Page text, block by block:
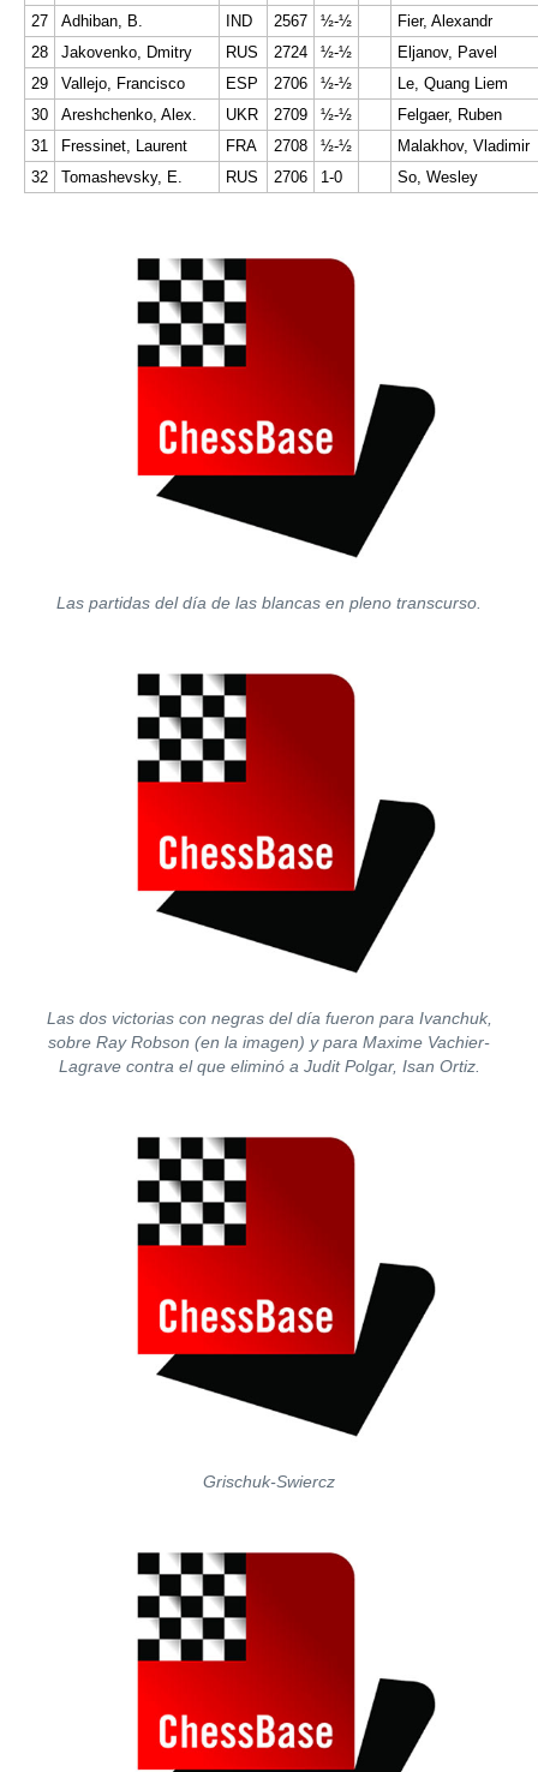
27
Adhiban, B. IND 2567 ½-½
Fier, Alexandr
28
Jakovenko, Dmitry RUS 2724 ½-½
Eljanov, Pavel
29
Vallejo, Francisco ESP 2706 ½-½
Le, Quang Liem
30
Areshchenko, Alex. UKR 2709 ½-½
Felgaer, Ruben
31
Fressinet, Laurent FRA 2708 ½-½
Malakhov, Vladimir
32
Tomashevsky, E. RUS 2706 1-0 So, Wesley
Las partidas del día de las blancas en pleno transcurso.
Las dos victorias con negras del día fueron para Ivanchuk,
sobre Ray Robson (en la imagen) y para Maxime Vachier-
Lagrave contra el que eliminó a Judit Polgar, Isan Ortiz.
Grischuk-Swiercz